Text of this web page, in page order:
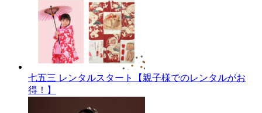
七五三 レンタルスタート【親子様でのレンタルがお
得！】